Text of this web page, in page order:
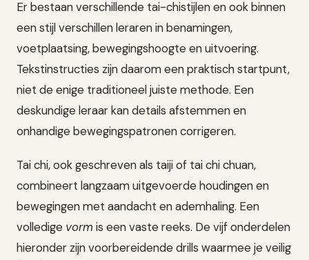
Er bestaan verschillende tai-chistijlen en ook binnen
een stijl verschillen leraren in benamingen,
voetplaatsing, bewegingshoogte en uitvoering.
Tekstinstructies zijn daarom een praktisch startpunt,
niet de enige traditioneel juiste methode. Een
deskundige leraar kan details afstemmen en
onhandige bewegingspatronen corrigeren.
Tai chi, ook geschreven als taiji of tai chi chuan,
combineert langzaam uitgevoerde houdingen en
bewegingen met aandacht en ademhaling. Een
volledige vorm is een vaste reeks. De vijf onderdelen
hieronder zijn voorbereidende drills waarmee je veilig